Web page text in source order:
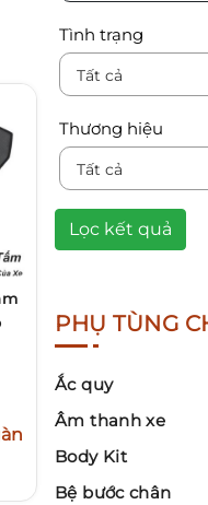
Tình trạng
Tất cả
Thương hiệu
Tất cả
Lọc kết quả
PHỤ TÙNG
Ắc quy
Âm thanh xe
Body Kit
Bệ bước chân